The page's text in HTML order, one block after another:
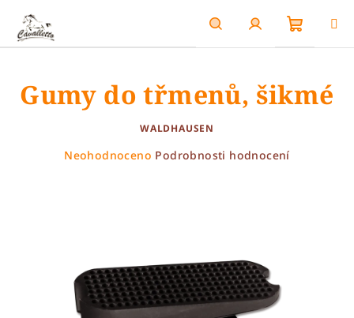
obsah
HledatPřihlášení
košík
Gumy do třmenů, šikmé
WALDHAUSEN
Průměrné
hvězdiček.
Neohodnoceno Podrobnosti hodnocení